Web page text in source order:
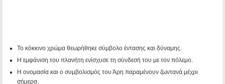
Το κόκκινο χρώμα θεωρήθηκε σύμβολο έντασης και δύναμης.
Η εμφάνιση του πλανήτη ενίσχυσε τη σύνδεσή του με τον πόλεμο.
Η ονομασία και ο συμβολισμός του Άρη παραμένουν ζωντανά μέχρι
σήμερα.